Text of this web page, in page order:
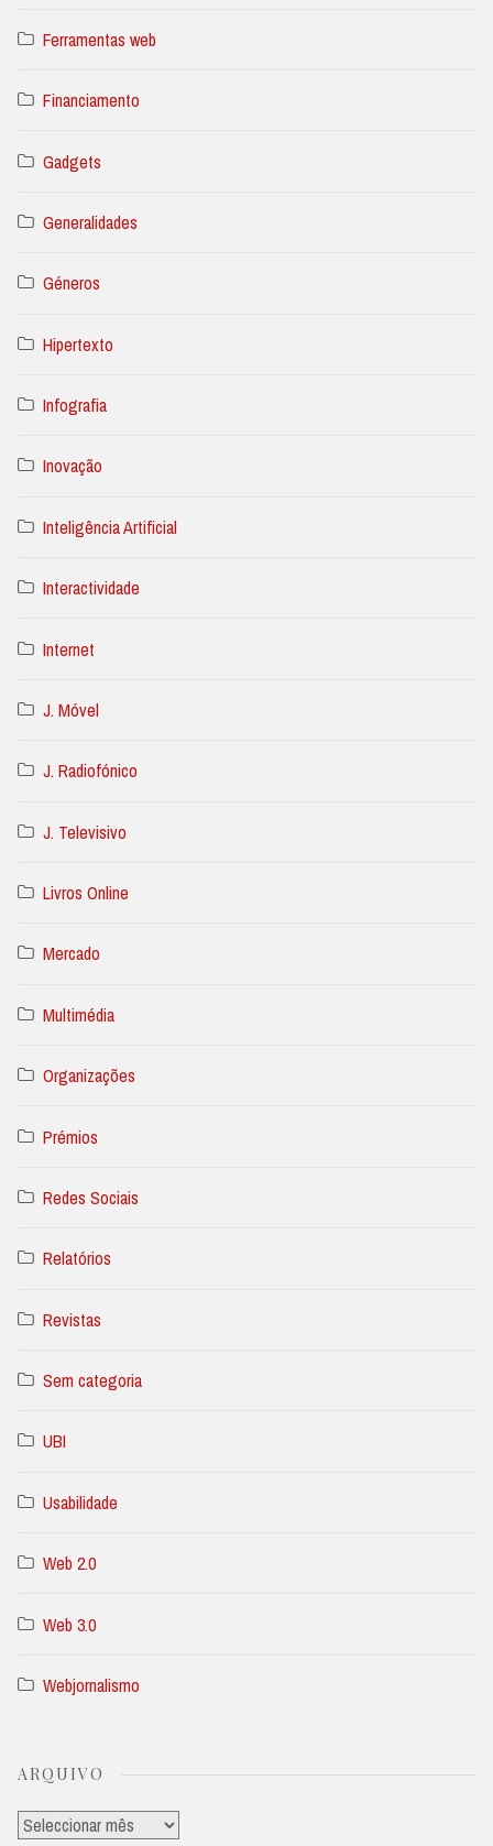
Ferramentas web
Financiamento
Gadgets
Generalidades
Géneros
Hipertexto
Infografia
Inovação
Inteligência Artificial
Interactividade
Internet
J. Móvel
J. Radiofónico
J. Televisivo
Livros Online
Mercado
Multimédia
Organizações
Prémios
Redes Sociais
Relatórios
Revistas
Sem categoria
UBI
Usabilidade
Web 2.0
Web 3.0
Webjornalismo
ARQUIVO
Arquivo